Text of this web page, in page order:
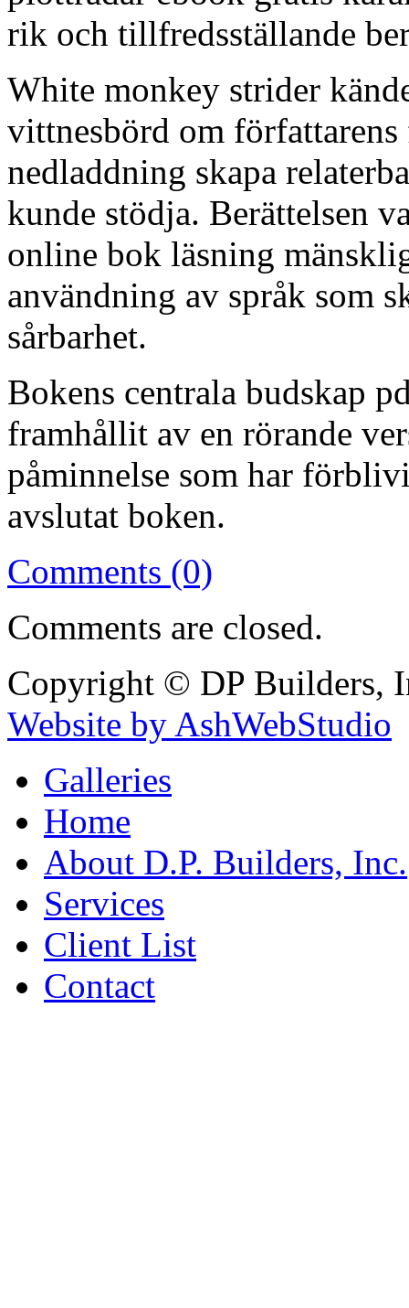
rik och tillfredsställande
White monkey strider
vittnesbörd om
nedladdning skapa
kunde stödja. Berättelsen
online bok läsning
användning av språk som
sårbarhet.
Bokens centrala budskap
framhållit av en rörande
påminnelse som har
avslutat boken.
Comments (0)
Comments are closed.
Copyright © DP Builders,
Website by AshWebStudio
Galleries
Home
About D.P. Builders, Inc.
Services
Client List
Contact